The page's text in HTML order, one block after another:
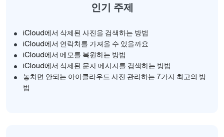
인기 주제
iCloud에서 삭제된 사진을 검색하는 방법
iCloud에서 연락처를 가져올 수 있을까요
iCloud에서 메모를 복원하는 방법
iCloud에서 삭제된 문자 메시지를 검색하는 방법
놓치면 안되는 아이클라우드 사진 관리하는 7가지 최고의 방
법